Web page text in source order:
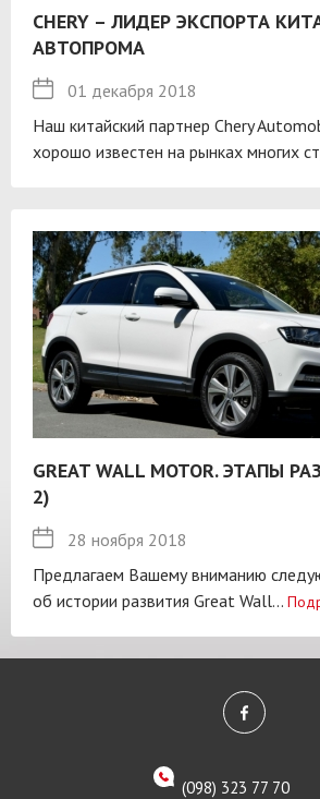
CHERY – ЛИДЕР ЭКСПОРТА
АВТОПРОМА
01 декабря 2018
Наш китайский партнер Chery
хорошо известен на рынках многих
GREAT WALL MOTOR. ЭТАПЫ
2)
28 ноября 2018
Предлагаем Вашему вниманию
об истории развития Great Wall...
(098) 323 77 70